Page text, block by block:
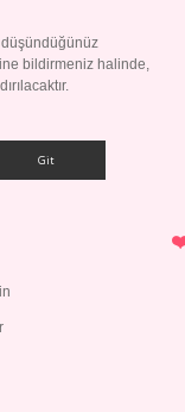
düşündüğünüz
bildirmeniz halinde,